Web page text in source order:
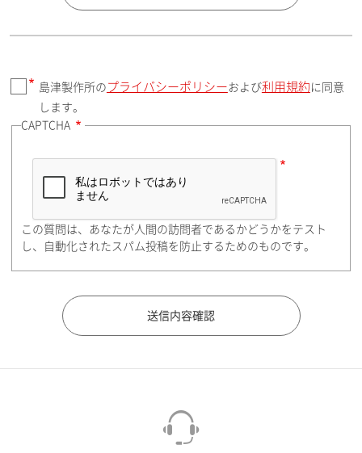
郵便番号（勤務先）
住所検索
都道府県（勤務先）
島津製作所の プライバシーポリシーおよび利用規約 に同意
します。
CAPTCHA
この質問は、あなたが人間の訪問者であるかどうかをテスト
し、自動化されたスパム投稿を防止するためのものです。